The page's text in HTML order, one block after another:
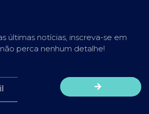
últimas notícias, inscreva-se em
perca nenhum detalhe!